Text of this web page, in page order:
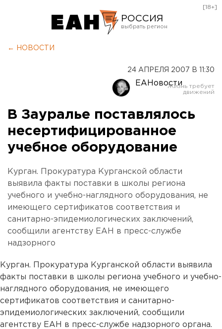
РОССИЯ
Оренбург
[18+]
← НОВОСТИ
24 АПРЕЛЯ 2007 В 11:30
ЕАНовости
В Зауралье поставлялось
несертифицированное
учебное оборудование
Курган. Прокуратура Курганской области
выявила факты поставки в школы региона
учебного и учебно-наглядного оборудования, не
имеющего сертификатов соответствия и
санитарно-эпидемиологических заключений,
сообщили агентству ЕАН в пресс-службе
надзорного
Курган. Прокуратура Курганской области выявила
факты поставки в школы региона учебного и учебно-
наглядного оборудования, не имеющего
сертификатов соответствия и санитарно-
эпидемиологических заключений, сообщили
агентству ЕАН в пресс-службе надзорного органа.